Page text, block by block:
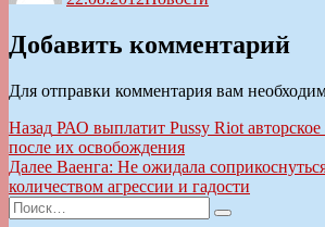
Добавить комментарий
Для отправки комментария вам
Навигация
по
записям
Назад Предыдущая
запись:
РАО выплатит Pussy Riot авторское
после их освобождения
Далее Следующая
запись:
Ваенга: Не ожидала
количеством агрессии и гадости
Искать:
Поиск